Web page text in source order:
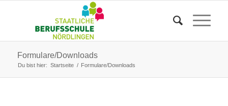
Formulare/Downloads
Du bist hier: Startseite / Formulare/Downloads